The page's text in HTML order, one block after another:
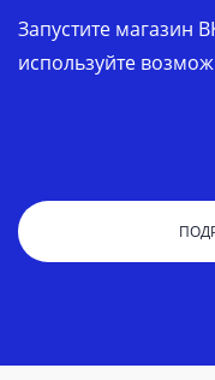
Запустите магазин
используйте